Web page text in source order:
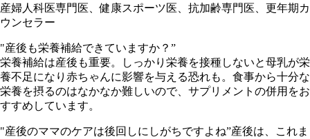
産婦人科医専門医、健康スポーツ医、抗加齢専門医、更年期カ
ウンセラー
"産後も栄養補給できていますか？”
栄養補給は産後も重要。しっかり栄養を接種しないと母乳が栄
養不足になり赤ちゃんに影響を与える恐れも。食事から十分な
栄養を摂るのはなかなか難しいので、サプリメントの併用をお
すすめしています。
"産後のママのケアは後回しにしがちですよね”産後は、これま